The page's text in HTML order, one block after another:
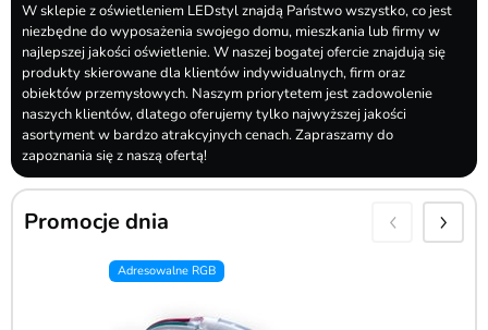
W sklepie z oświetleniem LEDstyl znajdą Państwo wszystko, co jest
niezbędne do wyposażenia swojego domu, mieszkania lub firmy w
najlepszej jakości oświetlenie. W naszej bogatej ofercie znajdują się
produkty skierowane dla klientów indywidualnych, firm oraz
obiektów przemysłowych. Naszym priorytetem jest zadowolenie
naszych klientów, dlatego oferujemy tylko najwyższej jakości
asortyment w bardzo atrakcyjnych cenach. Zapraszamy do
zapoznania się z naszą ofertą!
Promocje dnia
Adresowalne RGB